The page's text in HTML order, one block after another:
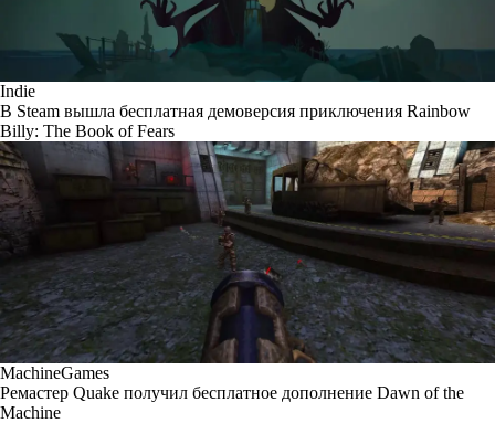
Indie
В Steam вышла бесплатная демоверсия приключения Rainbow
Billy: The Book of Fears
MachineGames
Ремастер Quake получил бесплатное дополнение Dawn of the
Machine